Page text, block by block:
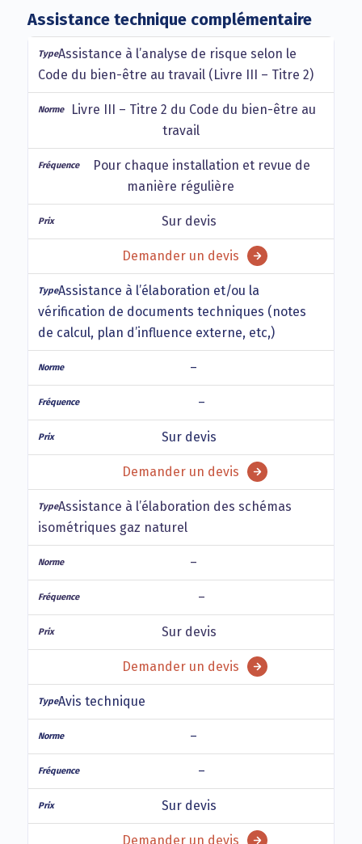
Assistance technique complémentaire
Assistance à l’analyse de risque selon le
Code du bien-être au travail (Livre III – Titre 2)
Livre III – Titre 2 du Code du bien-être au
travail
Pour chaque installation et revue de
manière régulière
Sur devis
Demander un devis
Assistance à l’élaboration et/ou la
vérification de documents techniques (notes
de calcul, plan d’influence externe, etc,)
–
–
Sur devis
Demander un devis
Assistance à l’élaboration des schémas
isométriques gaz naturel
–
–
Sur devis
Demander un devis
Avis technique
–
–
Sur devis
Demander un devis